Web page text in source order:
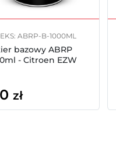
ABRP-B-1000ML
bazowy ABRP
- Citroen EZW
zł